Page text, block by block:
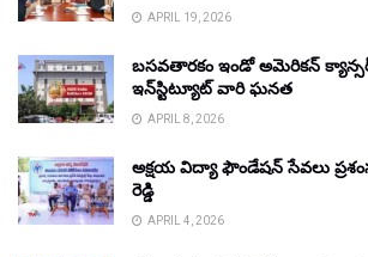
APRIL 19, 2026
బసవతారకం ఇండో అమెరికన్
ఇన్‌స్టిట్యూట్ వారి ఘనత
APRIL 8, 2026
అక్షయ విద్యా ఫౌండేషన్ సేవలు
రెడ్డి
APRIL 4, 2026